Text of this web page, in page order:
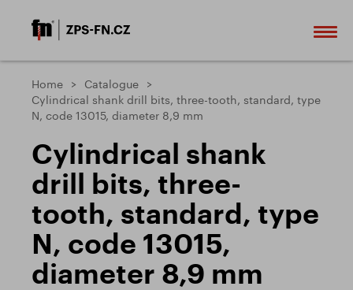
Home
Catalogue
Cylindrical shank drill bits, three-tooth, standard, type
N, code 13015, diameter 8,9 mm
Cylindrical shank
drill bits, three-
tooth, standard, type
N, code 13015,
diameter 8,9 mm